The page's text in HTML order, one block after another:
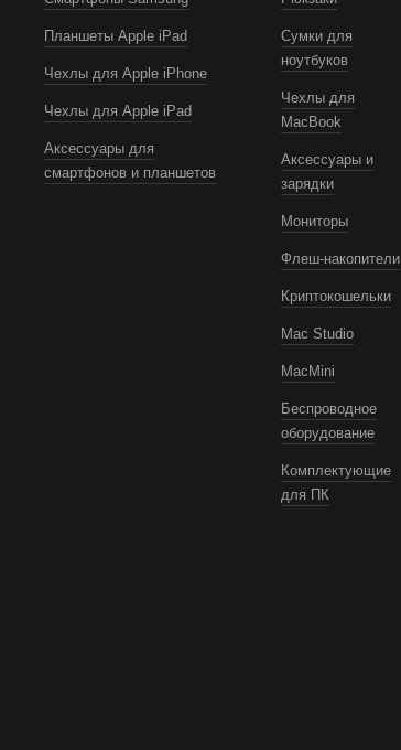
Планшеты Apple iPad
Чехлы для Apple iPhone
Чехлы для Apple iPad
Аксессуары для
смартфонов и планшетов
Сумки для
ноутбуков
Чехлы для
MacBook
Аксессуары и
зарядки
Мониторы
Флеш-накопители
Криптокошельки
Mac Studio
MacMini
Беспроводное
оборудование
Комплектующие
для ПК